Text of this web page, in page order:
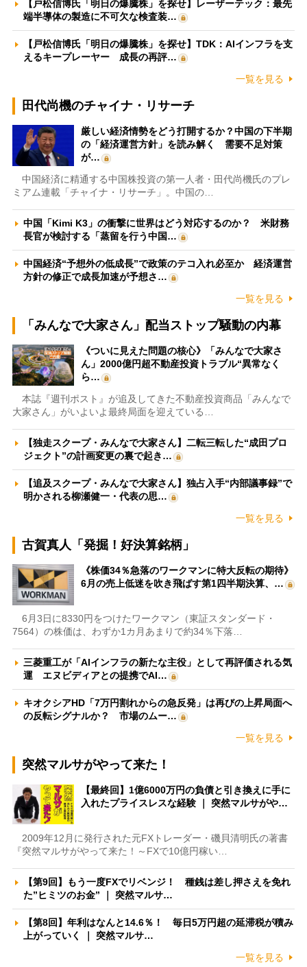
【戸松信博氏「明日の爆騰株」を探せ】レーザーテック：最先
端半導体の製造に不可欠な検査装…
【戸松信博氏「明日の爆騰株」を探せ】TDK：AIインフラを支
えるキープレーヤー 成長の再評…
一覧を見る
田代尚機のチャイナ・リサーチ
厳しい経済情勢をどう打開するか？中国の下半期
の「経済運営方針」を読み解く 需要不足対策
が…
中国経済に精通する中国株投資の第一人者・田代尚機氏のプレ
ミアム連載「チャイナ・リサーチ」。中国の…
中国「Kimi K3」の衝撃に世界はどう対応するのか？ 米財務
長官が検討する「蒸留を行う中国…
中国経済“予想外の低成長”で政策のテコ入れ必至か 経済運営
方針の修正で成長加速が予想さ…
一覧を見る
「みんなで大家さん」配当ストップ騒動の内幕
《ついに見えた問題の核心》「みんなで大家さ
ん」2000億円超不動産投資トラブル“異常なく
ら…
本誌『週刊ポスト』が追及してきた不動産投資商品「みんなで
大家さん」がいよいよ最終局面を迎えている…
【独走スクープ・みんなで大家さん】二転三転した“成田プロ
ジェクト”の計画変更の裏で起き…
【追及スクープ・みんなで大家さん】独占入手“内部議事録”で
明かされる柳瀬健一・代表の思…
一覧を見る
古賀真人「発掘！好決算銘柄」
《株価34％急落のワークマンに特大反転の期待》
6月の売上低迷を吹き飛ばす第1四半期決算、…
6月3日に8330円をつけたワークマン（東証スタンダード・
7564）の株価は、わずか1カ月あまりで約34％下落…
三菱重工が「AIインフラの新たな主役」として再評価される気
運 エヌビディアとの提携でAI…
キオクシアHD「7万円割れからの急反発」は再びの上昇局面へ
の反転シグナルか？ 市場のムー…
一覧を見る
突然マルサがやって来た！
【最終回】1億6000万円の負債と引き換えに手に
入れたプライスレスな経験 ｜ 突然マルサがや…
2009年12月に発行された元FXトレーダー・磯貝清明氏の著書
『突然マルサがやって来た！～FXで10億円稼い…
【第9回】もう一度FXでリベンジ！ 種銭は差し押さえを免れ
た”ヒミツのお金” ｜ 突然マルサ…
【第8回】年利はなんと14.6％！ 毎日5万円超の延滞税が積み
上がっていく ｜ 突然マルサ…
一覧を見る